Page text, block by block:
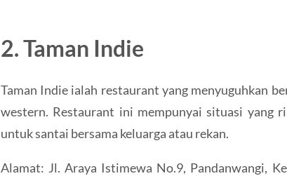
2. Taman Indie
Taman Indie ialah restaurant yang menyuguhkan
western. Restaurant ini mempunyai situasi yang
untuk santai bersama keluarga atau rekan.
Alamat: Jl. Araya Istimewa No.9, Pandanwangi,